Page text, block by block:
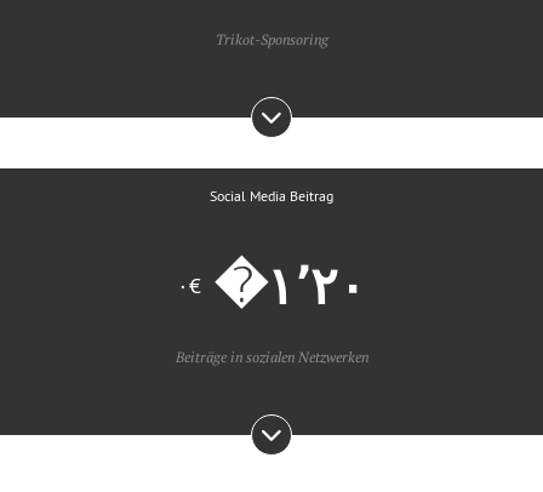
Trikot-Sponsoring
Social Media Beitrag
€٠
Beiträge in sozialen Netzwerken